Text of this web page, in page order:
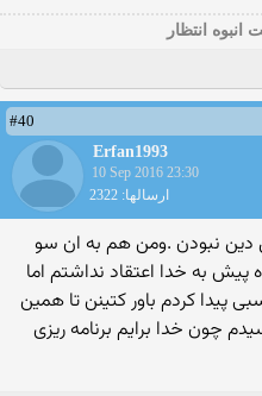
انتظار
#40
Erfan1993
10 Sep 2016 23:30
ارسالها: 2322
دین نبودن .ومن هم به ان سو
به خدا اعتقاد نداشتم اما
پیدا کردم باور کتینن تا همین
چون خدا برایم برنامه ریزی